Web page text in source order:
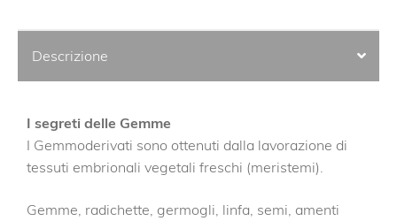
Descrizione
I segreti delle Gemme
I Gemmoderivati sono ottenuti dalla lavorazione di
tessuti embrionali vegetali freschi (meristemi).
Gemme, radichette, germogli, linfa, semi, amenti